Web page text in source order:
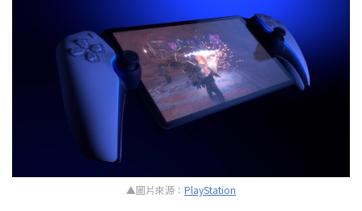
▲圖片來源： PlayStation